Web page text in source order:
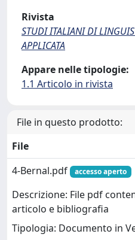
Rivista
STUDI ITALIANI DI
APPLICATA
Appare nelle tipologie:
1.1 Articolo in rivista
File in questo prodotto:
File
4-Bernal.pdf
accesso aperto
Descrizione: File pdf
articolo e bibliografia
Tipologia: Documento in